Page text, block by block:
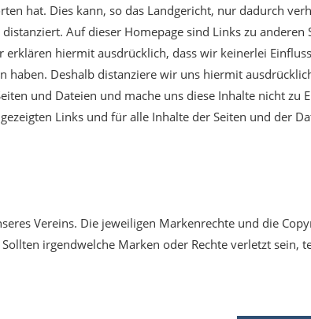
hat. Dies kann, so das Landgericht, nur dadurch
Auf dieser Homepage sind Links zu anderen
hiermit ausdrücklich, dass wir keinerlei
haben. Deshalb distanziere wir uns hiermit
und Dateien und mache uns diese Inhalte nicht zu
Links und für alle Inhalte der Seiten und der
Vereins. Die jeweiligen Markenrechte und die
irgendwelche Marken oder Rechte verletzt sein,